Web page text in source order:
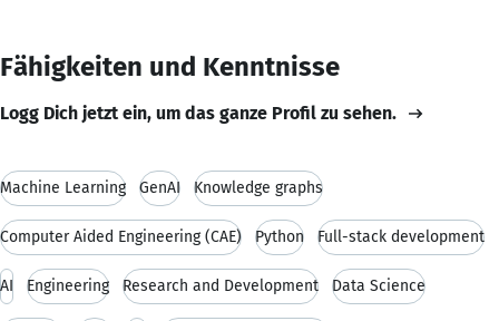
Fähigkeiten und Kenntnisse
Logg Dich jetzt ein, um das ganze Profil zu sehen.
Machine Learning GenAI Knowledge graphs
Computer Aided Engineering (CAE) Python Full-stack development
AI Engineering Research and Development Data Science